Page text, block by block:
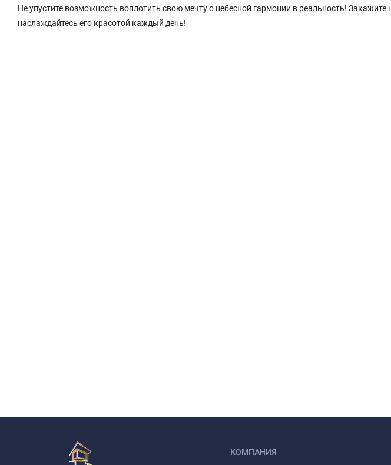
Не упустите возможность воплотить свою мечту о небесной гармонии в реальность!
наслаждайтесь его красотой каждый день!
КОМПАНИЯ